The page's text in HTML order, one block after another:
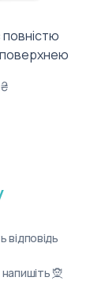
повністю
відповідь
🧝